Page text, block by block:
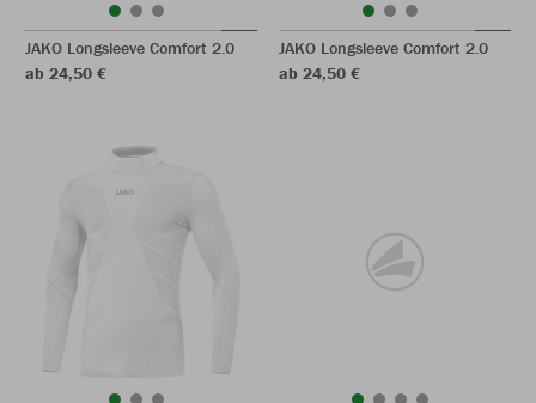
JAKO Longsleeve Comfort 2.0
ab 24,50 €
JAKO Longsleeve Comfort 2.0
ab 24,50 €